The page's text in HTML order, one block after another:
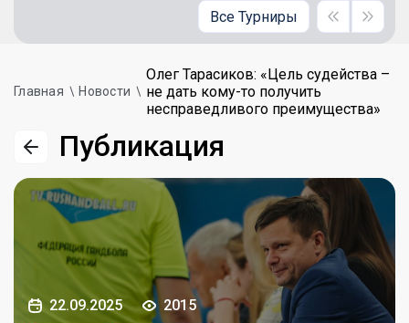
Все Турниры
Главная Новости
Олег Тарасиков: «Цель судейства –
не дать кому-то получить
несправедливого преимущества»
Публикация
22.09.2025
2015